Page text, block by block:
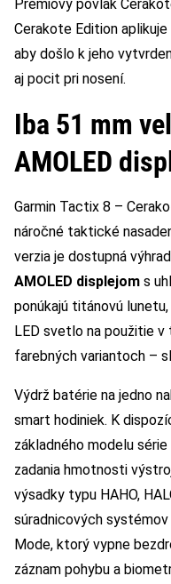
Prémiový povlak
Cerakote Edition
aby došlo k jeho
aj pocit pri nosení.
Iba 51 mm
AMOLED
Garmin Tactix 8 –
náročné taktické
verzia je dostupná
AMOLED displejom s
ponúkajú titánovú
LED svetlo na použitie
farebných variantoch –
Výdrž batérie na jedno
smart hodiniek. K
základného modelu
zadania hmotnosti
výsadky typu HAHO,
súradnicových
Mode, ktorý vypne
záznam pohybu a